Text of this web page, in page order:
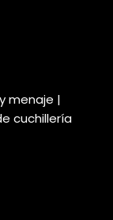
menaje |
cuchillería